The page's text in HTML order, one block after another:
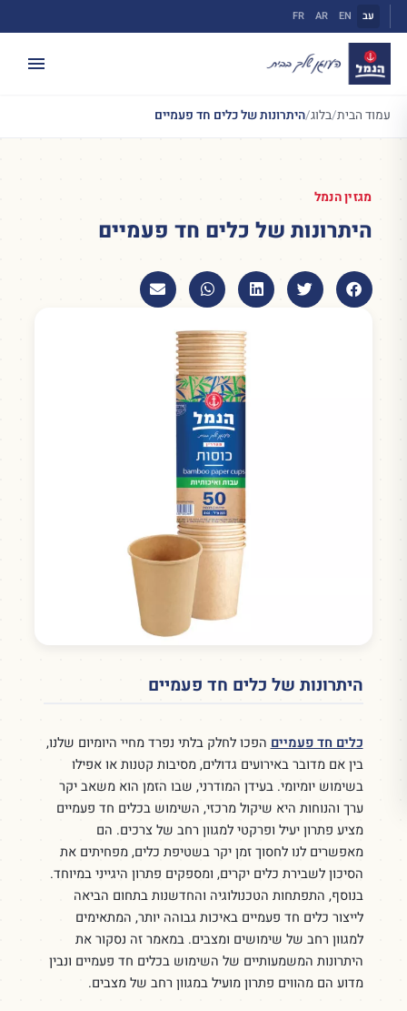
לתוכן
עב EN
AR
FR
עמוד הבית/בלוג/היתרונות של כלים חד פעמיים
מגזין הנמל
היתרונות של כלים חד פעמיים
היתרונות של כלים חד פעמיים
כלים חד פעמיים הפכו לחלק בלתי נפרד מחיי היומיום שלנו,
בין אם מדובר באירועים גדולים, מסיבות קטנות או אפילו
בשימוש יומיומי. בעידן המודרני, שבו הזמן הוא משאב יקר
ערך והנוחות היא שיקול מרכזי, השימוש בכלים חד פעמיים
מציע פתרון יעיל ופרקטי למגוון רחב של צרכים. הם
מאפשרים לנו לחסוך זמן יקר בשטיפת כלים, מפחיתים את
הסיכון לשבירת כלים יקרים, ומספקים פתרון היגייני במיוחד.
בנוסף, התפתחות הטכנולוגיה והחדשנות בתחום הביאה
לייצור כלים חד פעמיים באיכות גבוהה יותר, המתאימים
למגוון רחב של שימושים ומצבים. במאמר זה נסקור את
היתרונות המשמעותיים של השימוש בכלים חד פעמיים ונבין
מדוע הם מהווים פתרון מועיל במגוון רחב של מצבים.